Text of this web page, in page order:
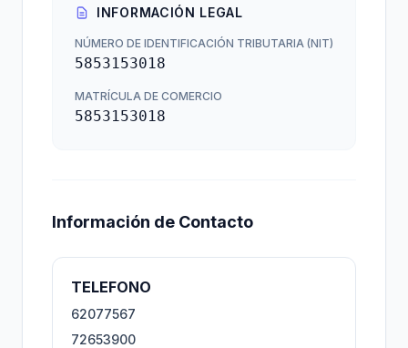
INFORMACIÓN LEGAL
NÚMERO DE IDENTIFICACIÓN TRIBUTARIA (NIT)
5853153018
MATRÍCULA DE COMERCIO
5853153018
Información de Contacto
TELEFONO
62077567
72653900